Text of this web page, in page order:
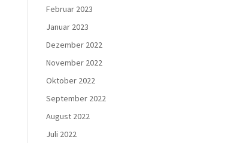
Februar 2023
Januar 2023
Dezember 2022
November 2022
Oktober 2022
September 2022
August 2022
Juli 2022